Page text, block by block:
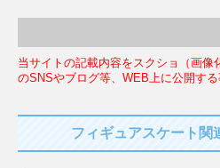
当サイトの記載内容をスクショ（画像
のSNSやブログ等、WEB上に公開する
フィギュアスケート関